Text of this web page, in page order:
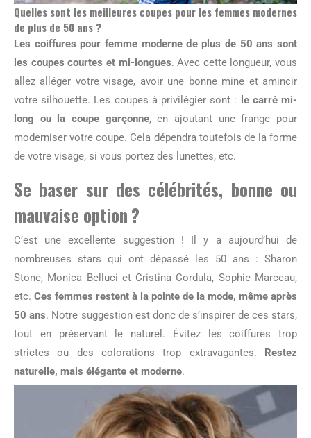
Quelles sont les meilleures coupes pour les femmes modernes
de plus de 50 ans ?
Les coiffures pour femme moderne de plus de 50 ans sont
les coupes courtes et mi-longues. Avec cette longueur, vous
allez alléger votre visage, avoir une bonne mine et amincir
votre silhouette. Les coupes à privilégier sont :
le carré mi-
long ou la coupe garçonne, en ajoutant une frange pour
moderniser votre coupe. Cela dépendra toutefois de la forme
de votre visage, si vous portez des lunettes, etc.
Se baser sur des célébrités, bonne ou
mauvaise option ?
C’est une excellente suggestion ! Il y a aujourd’hui de
nombreuses stars qui ont dépassé les 50 ans : Sharon
Stone, Monica Belluci et Cristina Cordula, Sophie Marceau,
etc. Ces femmes restent à la pointe de la mode, même après
50 ans. Notre suggestion est donc de s’inspirer de ces stars,
tout en préservant le naturel. Évitez les coiffures trop
strictes ou des colorations trop extravagantes. Restez
naturelle, mais élégante et moderne.